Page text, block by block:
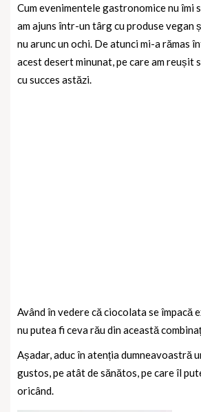
Cum evenimentele gastronomice nu îmi
am ajuns într-un târg cu produse vegan
nu arunc un ochi. De atunci mi-a rămas
acest desert minunat, pe care am reușit
cu succes astăzi.
Având în vedere că ciocolata se împacă
nu putea fi ceva rău din această
Așadar, aduc în atenția dumneavoastră
gustos, pe atât de sănătos, pe care îl
oricând.